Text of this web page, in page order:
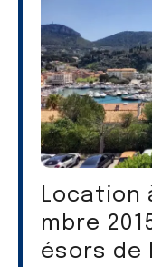
Location
mbre
ésors de